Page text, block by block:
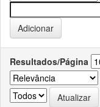
Resultados/Página